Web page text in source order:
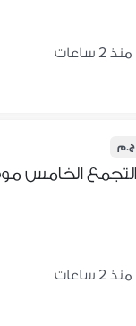
منذ 2 ساعات
منذ 2 ساعات